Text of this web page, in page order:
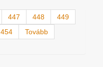
447 448
449
454
Tovább